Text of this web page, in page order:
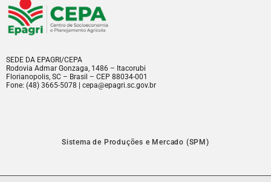
SEDE DA EPAGRI/CEPA
Rodovia Admar Gonzaga, 1486 – Itacorubi
Florianopolis, SC – Brasil – CEP 88034-001
Fone: (48) 3665-5078 | cepa@epagri.sc.gov.br
Sistema de Produções e Mercado (SPM)